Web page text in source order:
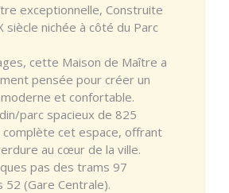
exceptionnelle, Construite
siècle nichée à côté du Parc
cette Maison de Maître a
pensée pour créer un
et confortable.
parc spacieux de 825
cet espace, offrant
au cœur de la ville.
pas des trams 97
52 (Gare Centrale).